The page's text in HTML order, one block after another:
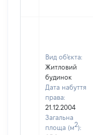
Вид об'єкта:
Житловий
будинок
Дата набуття
права:
21.12.2004
Загальна
площа (м2):